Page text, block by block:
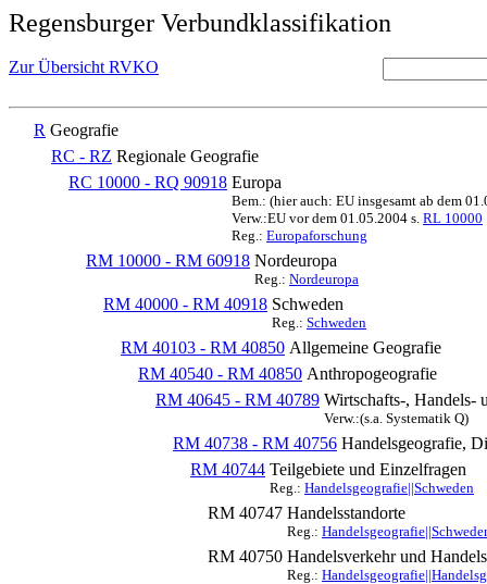
Regensburger Verbundklassifikation
Zur Übersicht RVKO
R Geografie
RC - RZ Regionale Geografie
RC 10000 - RQ 90918 Europa
Bem.: (hier auch: EU insgesamt ab dem
Verw.:EU vor dem 01.05.2004 s. RL 10000
Reg.: Europaforschung
RM 10000 - RM 60918 Nordeuropa
Reg.: Nordeuropa
RM 40000 - RM 40918 Schweden
Reg.: Schweden
RM 40103 - RM 40850 Allgemeine Geografie
RM 40540 - RM 40850 Anthropogeografie
RM 40645 - RM 40789 Wirtschafts-, Handels-
Verw.:(s.a. Systematik Q)
RM 40738 - RM 40756 Handelsgeografie,
RM 40744 Teilgebiete und Einzelfragen
Reg.: Handelsgeografie||Schweden
RM 40747 Handelsstandorte
Reg.:
RM 40750 Handelsverkehr und
Reg.: